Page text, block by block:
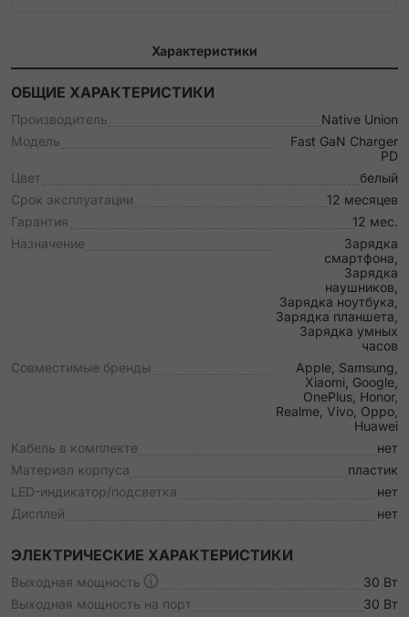
Характеристики
ОБЩИЕ ХАРАКТЕРИСТИКИ
Производитель
Native Union
Модель
Fast GaN Charger
PD
Цвет
белый
Срок эксплуатации
12 месяцев
Гарантия
12 мес.
Назначение
Зарядка
смартфона,
Зарядка
наушников,
Зарядка ноутбука,
Зарядка планшета,
Зарядка умных
часов
Совместимые бренды
Apple, Samsung,
Xiaomi, Google,
OnePlus, Honor,
Realme, Vivo, Oppo,
Huawei
Кабель в комплекте
нет
Материал корпуса
пластик
LED-индикатор/подсветка
нет
Дисплей
нет
ЭЛЕКТРИЧЕСКИЕ ХАРАКТЕРИСТИКИ
Выходная мощность
30 Вт
Выходная мощность на порт
30 Вт